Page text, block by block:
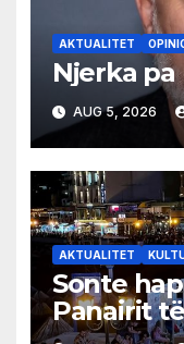
AKTUALITET
Njerka pa
AUG 5, 2026
AKTUALITET
Sonte
Panairit